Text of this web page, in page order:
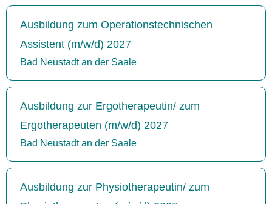
Ausbildung zum Operationstechnischen
Assistent (m/w/d) 2027
Bad Neustadt an der Saale
Ausbildung zur Ergotherapeutin/ zum
Ergotherapeuten (m/w/d) 2027
Bad Neustadt an der Saale
Ausbildung zur Physiotherapeutin/ zum